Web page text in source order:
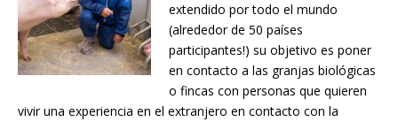
extendido por todo el mundo
(alrededor de 50 países
participantes!) su objetivo es poner
en contacto a las granjas biológicas
o fincas con personas que quieren
vivir una experiencia en el extranjero en contacto con la